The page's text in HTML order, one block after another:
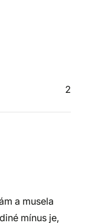
2
a musela
mínus je,